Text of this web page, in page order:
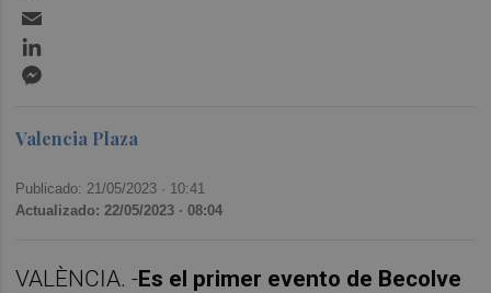
Valencia Plaza
Publicado: 21/05/2023 · 10:41
Actualizado: 22/05/2023 · 08:04
VALÈNCIA. -Es el primer evento de Becolve